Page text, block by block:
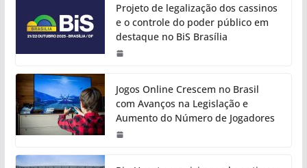
Projeto de legalização dos cassinos
e o controle do poder público em
destaque no BiS Brasília
Jogos Online Crescem no Brasil
com Avanços na Legislação e
Aumento do Número de Jogadores